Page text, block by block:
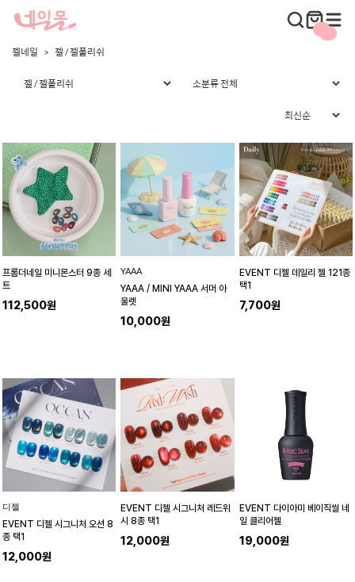
젤네일 젤 / 젤폴리쉬
프롬더네일 미니몬스터 9종 세
트
112,500원
YAAA
YAAA / MINI YAAA 서머 아
울렛
10,000원
EVENT 디젤 데일리 젤 121종
택1
7,700원
디젤
EVENT 디젤 시그니처 오션 8
종 택1
12,000원
EVENT 디젤 시그니처 레드위
시 8종 택1
12,000원
EVENT 다이아미 베이직씰 네
일 클리어젤
19,000원